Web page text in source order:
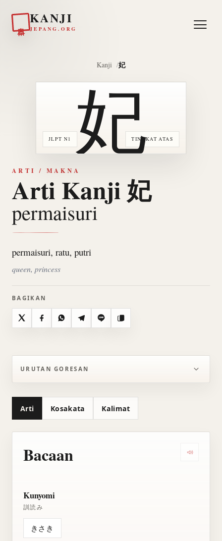
KANJI
JEPANG.ORG
Kanji 妃
JLPT N1 TINGKAT ATAS
妃
ARTI / MAKNA
Arti Kanji 妃
permaisuri
permaisuri, ratu, putri
queen, princess
BAGIKAN
X FacebookWhatsAppTelegramLine Salin
URUTAN GORESAN
Arti Kosakata Kalimat
Bacaan
Kunyomi
訓読み
きさき